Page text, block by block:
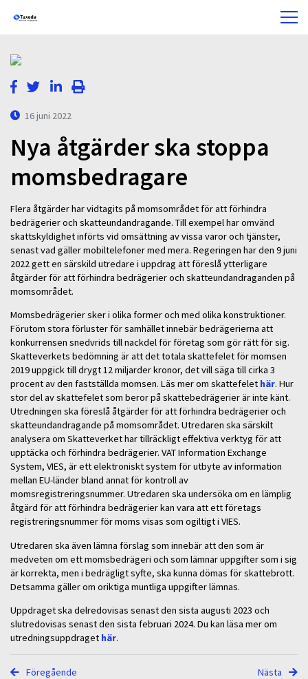
16 juni 2022
Nya åtgärder ska stoppa
momsbedragare
Flera åtgärder har vidtagits på momsområdet för att förhindra
bedrägerier och skatteundandragande. Till exempel har omvänd
skattskyldighet införts vid omsättning av vissa varor och tjänster,
senast vad gäller mobiltelefoner med mera. Regeringen har den 9 juni
2022 gett en särskild utredare i uppdrag att föreslå ytterligare
åtgärder för att förhindra bedrägerier och skatteundandraganden på
momsområdet.
Momsbedrägerier sker i olika former och med olika konstruktioner.
Förutom stora förluster för samhället innebär bedrägerierna att
konkurrensen snedvrids till nackdel för företag som gör rätt för sig.
Skatteverkets bedömning är att det totala skattefelet för momsen
2019 uppgick till drygt 12 miljarder kronor, det vill säga till cirka 3
procent av den fastställda momsen. Läs mer om skattefelet här. Hur
stor del av skattefelet som beror på skattebedrägerier är inte känt.
Utredningen ska föreslå åtgärder för att förhindra bedrägerier och
skatteundandragande på momsområdet. Utredaren ska särskilt
analysera om Skatteverket har tillräckligt effektiva verktyg för att
upptäcka och förhindra bedrägerier. VAT Information Exchange
System, VIES, är ett elektroniskt system för utbyte av information
mellan EU-länder bland annat för kontroll av
momsregistreringsnummer. Utredaren ska undersöka om en lämplig
åtgärd för att förhindra bedrägerier kan vara att ett företags
registreringsnummer för moms visas som ogiltigt i VIES.
Utredaren ska även lämna förslag som innebär att den som är
medveten om ett momsbedrägeri och som lämnar uppgifter som i sig
är korrekta, men i bedrägligt syfte, ska kunna dömas för skattebrott.
Detsamma gäller om oriktiga muntliga uppgifter lämnas.
Uppdraget ska delredovisas senast den sista augusti 2023 och
slutredovisas senast den sista februari 2024. Du kan läsa mer om
utredningsuppdraget här.
Föregående Nästa